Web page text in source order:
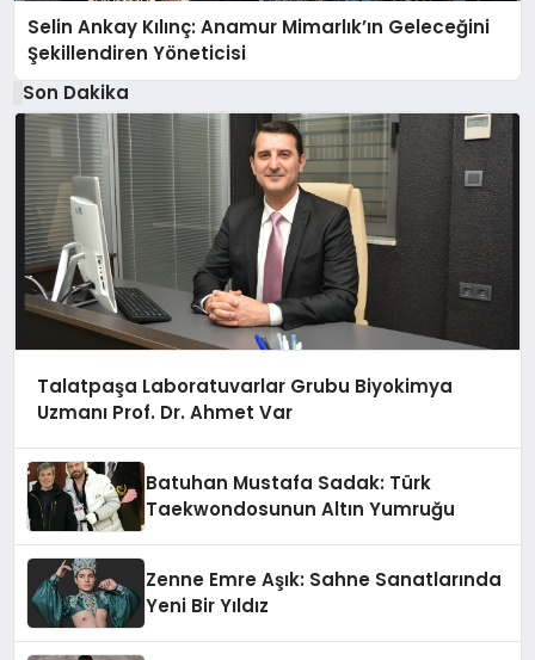
Selin Ankay Kılınç: Anamur Mimarlık’ın Geleceğini
Şekillendiren Yöneticisi
Son Dakika
Talatpaşa Laboratuvarlar Grubu Biyokimya
Uzmanı Prof. Dr. Ahmet Var
Batuhan Mustafa Sadak: Türk
Taekwondosunun Altın Yumruğu
Zenne Emre Aşık: Sahne Sanatlarında
Yeni Bir Yıldız